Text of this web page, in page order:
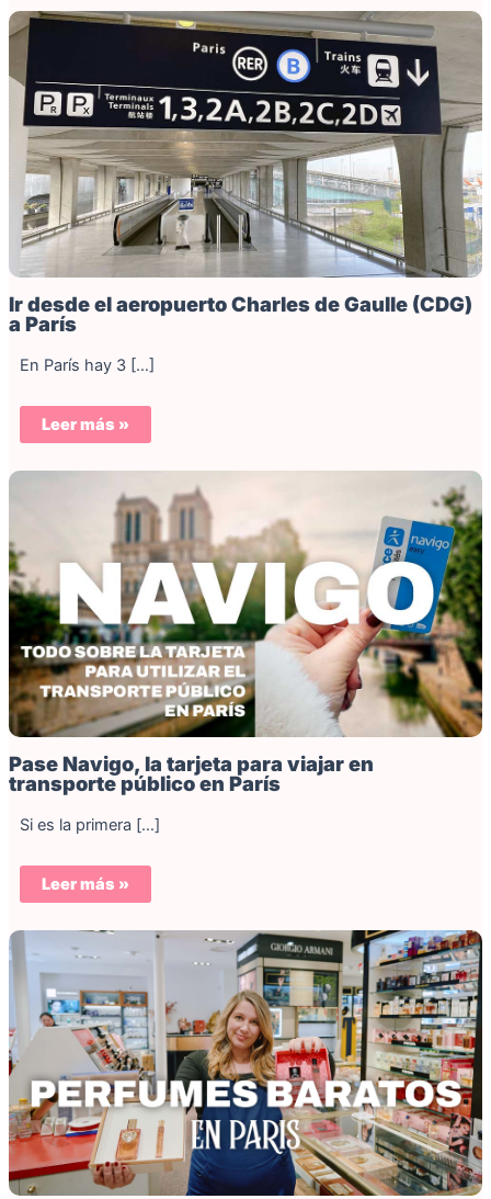
Ir desde el aeropuerto Charles de Gaulle (CDG)
a París
En París hay 3 […]
Leer más »
Pase Navigo, la tarjeta para viajar en
transporte público en París
Si es la primera […]
Leer más »